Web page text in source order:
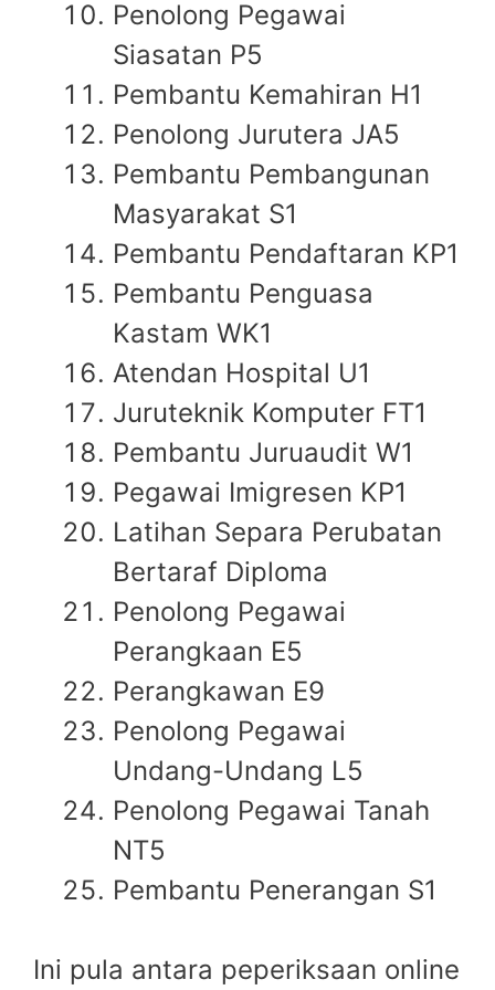
Penolong Pegawai
Siasatan P5
Pembantu Kemahiran H1
Penolong Jurutera JA5
Pembantu Pembangunan
Masyarakat S1
Pembantu Pendaftaran KP1
Pembantu Penguasa
Kastam WK1
Atendan Hospital U1
Juruteknik Komputer FT1
Pembantu Juruaudit W1
Pegawai Imigresen KP1
Latihan Separa Perubatan
Bertaraf Diploma
Penolong Pegawai
Perangkaan E5
Perangkawan E9
Penolong Pegawai
Undang-Undang L5
Penolong Pegawai Tanah
NT5
Pembantu Penerangan S1
Ini pula antara peperiksaan online